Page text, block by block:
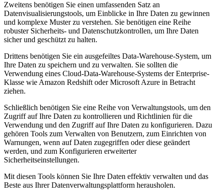
Zweitens benötigen Sie einen umfassenden Satz an
Datenvisualisierungstools, um Einblicke in Ihre Daten zu gewinnen
und komplexe Muster zu verstehen. Sie benötigen eine Reihe
robuster Sicherheits- und Datenschutzkontrollen, um Ihre Daten
sicher und geschützt zu halten.
Drittens benötigen Sie ein ausgefeiltes Data-Warehouse-System, um
Ihre Daten zu speichern und zu verwalten. Sie sollten die
Verwendung eines Cloud-Data-Warehouse-Systems der Enterprise-
Klasse wie Amazon Redshift oder Microsoft Azure in Betracht
ziehen.
Schließlich benötigen Sie eine Reihe von Verwaltungstools, um den
Zugriff auf Ihre Daten zu kontrollieren und Richtlinien für die
Verwendung und den Zugriff auf Ihre Daten zu konfigurieren. Dazu
gehören Tools zum Verwalten von Benutzern, zum Einrichten von
Warnungen, wenn auf Daten zugegriffen oder diese geändert
werden, und zum Konfigurieren erweiterter
Sicherheitseinstellungen.
Mit diesen Tools können Sie Ihre Daten effektiv verwalten und das
Beste aus Ihrer Datenverwaltungsplattform herausholen.